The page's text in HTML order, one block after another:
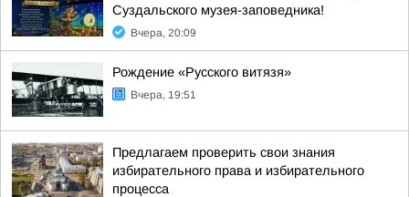
Суздальского музея-заповедника!
Вчера, 20:09
Рождение «Русского витязя»
Вчера, 19:51
Предлагаем проверить свои знания
избирательного права и избирательного
процесса